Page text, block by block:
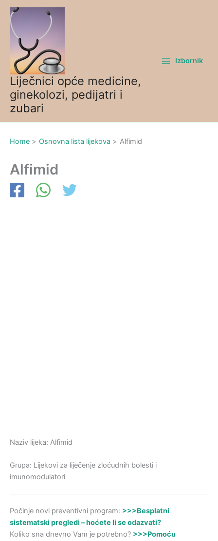
Skip
content
Liječnici opće medicine,
ginekolozi, pedijatri i
zubari
Izbornik
Home Osnovna lista lijekova Alfimid
Alfimid
Naziv lijeka: Alfimid
Grupa: Lijekovi za liječenje zloćudnih bolesti i
imunomodulatori
Počinje novi preventivni program: >>>Besplatni
sistematski pregledi – hoćete li se odazvati?
Koliko sna dnevno Vam je potrebno? >>>Pomoću